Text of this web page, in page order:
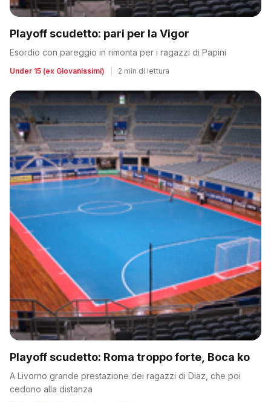
Playoff scudetto: pari per la Vigor
Esordio con pareggio in rimonta per i ragazzi di Papini
Under 15 (ex Giovanissimi) 2 min di lettura
Playoff scudetto: Roma troppo forte, Boca ko
A Livorno grande prestazione dei ragazzi di Diaz, che poi
cedono alla distanza